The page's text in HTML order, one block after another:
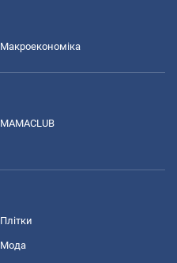
Макроекономіка
MAMACLUB
Плітки
Мода